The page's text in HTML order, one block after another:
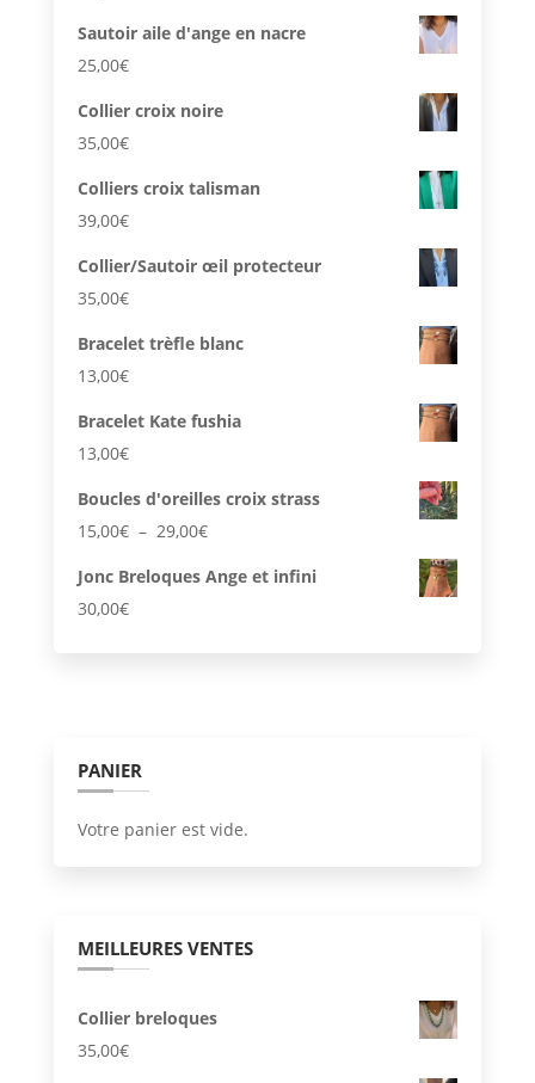
Sautoir aile d'ange en nacre
25,00€
Collier croix noire
35,00€
Colliers croix talisman
39,00€
Collier/Sautoir œil protecteur
35,00€
Bracelet trèfle blanc
13,00€
Bracelet Kate fushia
13,00€
Boucles d'oreilles croix strass
15,00€ – 29,00€Plage
prix :
Jonc Breloques Ange et infini
30,00€
PANIER
Votre panier est vide.
MEILLEURES VENTES
Collier breloques
35,00€